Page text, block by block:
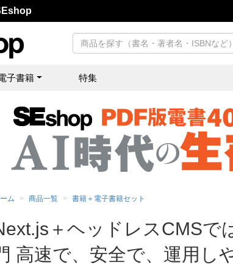
子書籍 特集
ム 商品一覧 書籍＋電子書籍セット
＋ヘッドレスCMSで
高速で、安全で、運用し